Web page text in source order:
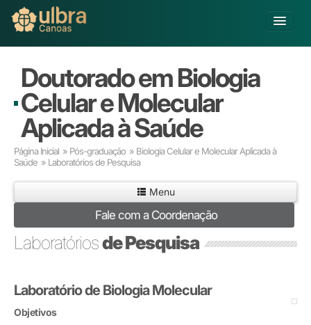
Buscar
Já sou Aluno
Matricule-se
Educação Básica
Graduação
Educação a Distância
Pesquisa
Inovação
Sobre a ULBRA
Doutorado em Biologia
Celular e Molecular
Aplicada à Saúde
Página Inicial » Pós-graduação » Biologia Celular e Molecular Aplicada à
Saúde » Laboratórios de Pesquisa
Menu
Fale com a Coordenação
Laboratóriosde Pesquisa
Laboratório de Biologia Molecular
Objetivos